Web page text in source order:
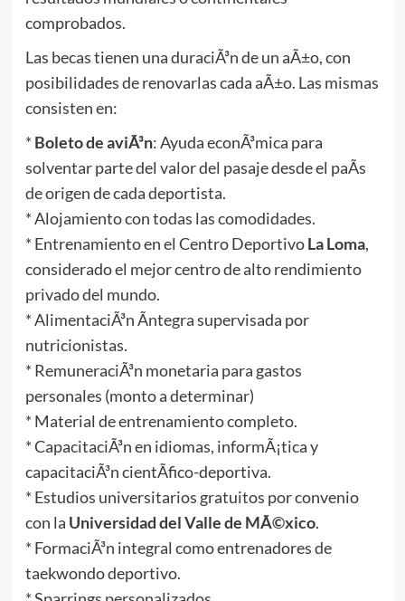
comprobados.
Las becas tienen una duraciÃ³n de un aÃ±o, con
posibilidades de renovarlas cada aÃ±o. Las mismas
consisten en:
* Boleto de aviÃ³n: Ayuda econÃ³mica para
solventar parte del valor del pasaje desde el paÃ­s
de origen de cada deportista.
* Alojamiento con todas las comodidades.
* Entrenamiento en el Centro DeportivoLa Loma,
considerado el mejor centro de alto rendimiento
privado del mundo.
* AlimentaciÃ³n Ã­ntegra supervisada por
nutricionistas.
* RemuneraciÃ³n monetaria para gastos
personales (monto a determinar)
* Material de entrenamiento completo.
* CapacitaciÃ³n en idiomas, informÃ¡tica y
capacitaciÃ³n cientÃ­fico-deportiva.
* Estudios universitarios gratuitos por convenio
con la Universidad del Valle de MÃ©xico.
* FormaciÃ³n integral como entrenadores de
taekwondo deportivo.